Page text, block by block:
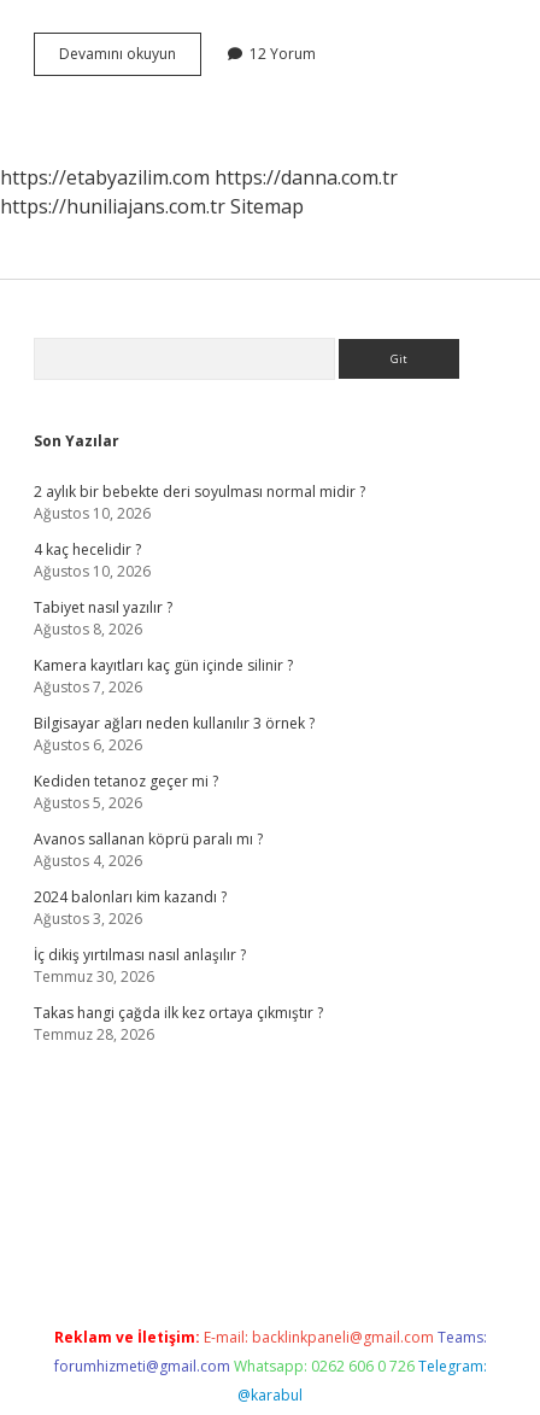
Devamını okuyun
M2
Gider
12 Yorum
https://etabyazilim.com https://danna.com.tr
https://huniliajans.com.trSitemap
Son Yazılar
2 aylık bir bebekte deri soyulması normal midir ?
Ağustos 10, 2026
4 kaç hecelidir ?
Ağustos 10, 2026
Tabiyet nasıl yazılır ?
Ağustos 8, 2026
Kamera kayıtları kaç gün içinde silinir ?
Ağustos 7, 2026
Bilgisayar ağları neden kullanılır 3 örnek ?
Ağustos 6, 2026
Kediden tetanoz geçer mi ?
Ağustos 5, 2026
Avanos sallanan köprü paralı mı ?
Ağustos 4, 2026
2024 balonları kim kazandı ?
Ağustos 3, 2026
İç dikiş yırtılması nasıl anlaşılır ?
Temmuz 30, 2026
Takas hangi çağda ilk kez ortaya çıkmıştır ?
Temmuz 28, 2026
Reklam ve İletişim: E-mail: backlinkpaneli@gmail.com Teams:
forumhizmeti@gmail.com Whatsapp: 0262 606 0 726 Telegram:
@karabul